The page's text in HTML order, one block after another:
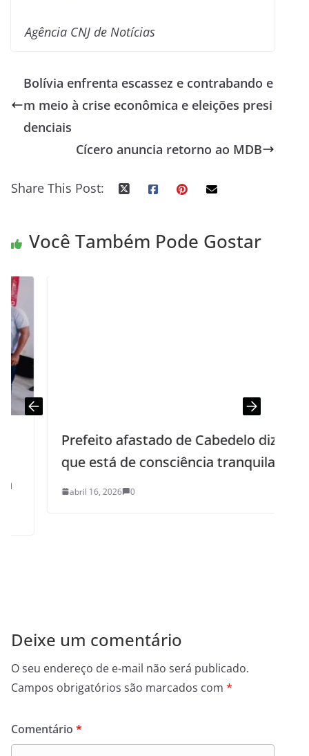
Agência CNJ de Notícias
Bolívia enfrenta escassez e contrabando e
m meio à crise econômica e eleições presi
denciais
Cícero anuncia retorno ao MDB
Share This Post:
Você Também Pode Gostar
Prefeito afastado de Cabedelo diz
que está de consciência tranquila
abril 16, 2026 0
Deixe um comentário
O seu endereço de e-mail não será publicado.
Campos obrigatórios são marcados com *
Comentário *